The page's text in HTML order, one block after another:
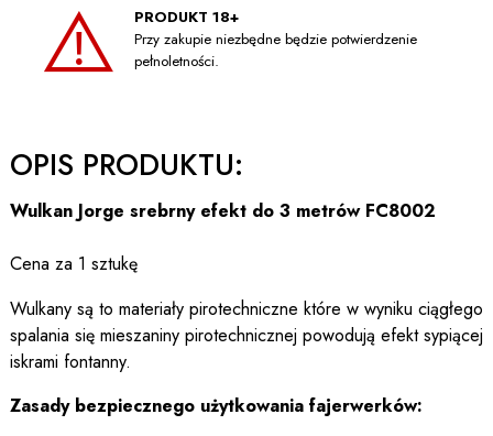
PRODUKT 18+
Przy zakupie niezbędne będzie potwierdzenie
pełnoletności.
OPIS PRODUKTU:
Wulkan Jorge srebrny efekt do 3 metrów FC8002
Cena za 1 sztukę
Wulkany są to materiały pirotechniczne które w wyniku ciągłego
spalania się mieszaniny pirotechnicznej powodują efekt sypiącej
iskrami fontanny.
Zasady bezpiecznego użytkowania fajerwerków: